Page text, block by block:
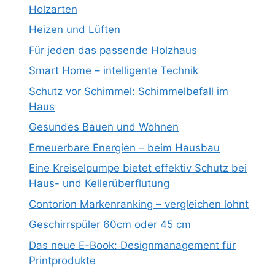
Holzarten
Heizen und Lüften
Für jeden das passende Holzhaus
Smart Home – intelligente Technik
Schutz vor Schimmel: Schimmelbefall im
Haus
Gesundes Bauen und Wohnen
Erneuerbare Energien – beim Hausbau
Eine Kreiselpumpe bietet effektiv Schutz bei
Haus- und Kellerüberflutung
Contorion Markenranking – vergleichen lohnt
Geschirrspüler 60cm oder 45 cm
Das neue E-Book: Designmanagement für
Printprodukte